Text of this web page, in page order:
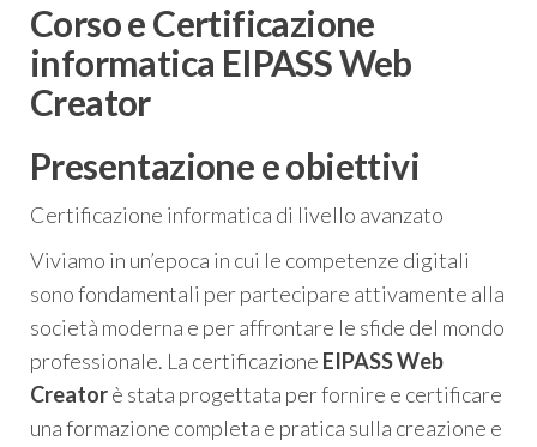
Corso e Certificazione
informatica EIPASS Web
Creator
Presentazione e obiettivi
Certificazione informatica di livello avanzato
Viviamo in un’epoca in cui le competenze digitali
sono fondamentali per partecipare attivamente alla
società moderna e per affrontare le sfide del mondo
professionale. La certificazione EIPASS Web
Creatorè stata progettata per fornire e certificare
una formazione completa e pratica sulla creazione e